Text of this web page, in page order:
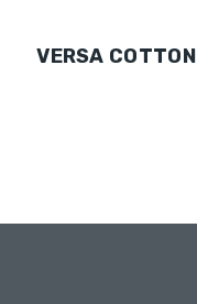
VERSA COTTON